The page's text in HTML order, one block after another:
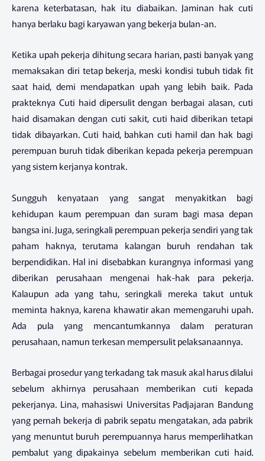
karena keterbatasan, hak itu diabaikan. Jaminan hak cuti
hanya berlaku bagi karyawan yang bekerja bulan-an.
Ketika upah pekerja dihitung secara harian, pasti banyak yang
memaksakan diri tetap bekerja, meski kondisi tubuh tidak fit
saat haid, demi mendapatkan upah yang lebih baik. Pada
prakteknya Cuti haid dipersulit dengan berbagai alasan, cuti
haid disamakan dengan cuti sakit, cuti haid diberikan tetapi
tidak dibayarkan. Cuti haid, bahkan cuti hamil dan hak bagi
perempuan buruh tidak diberikan kepada pekerja perempuan
yang sistem kerjanya kontrak.
Sungguh kenyataan yang sangat menyakitkan bagi
kehidupan kaum perempuan dan suram bagi masa depan
bangsa ini. Juga, seringkali perempuan pekerja sendiri yang tak
paham haknya, terutama kalangan buruh rendahan tak
berpendidikan. Hal ini disebabkan kurangnya informasi yang
diberikan perusahaan mengenai hak-hak para pekerja.
Kalaupun ada yang tahu, seringkali mereka takut untuk
meminta haknya, karena khawatir akan memengaruhi upah.
Ada pula yang mencantumkannya dalam peraturan
perusahaan, namun terkesan mempersulit pelaksanaannya.
Berbagai prosedur yang terkadang tak masuk akal harus dilalui
sebelum akhirnya perusahaan memberikan cuti kepada
pekerjanya. Lina, mahasiswi Universitas Padjajaran Bandung
yang pernah bekerja di pabrik sepatu mengatakan, ada pabrik
yang menuntut buruh perempuannya harus memperlihatkan
pembalut yang dipakainya sebelum memberikan cuti haid.